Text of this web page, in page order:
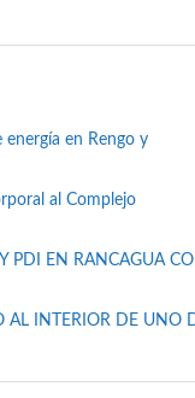
en Rengo y
al Complejo
PDI EN RANCAGUA
AL INTERIOR DE UNO